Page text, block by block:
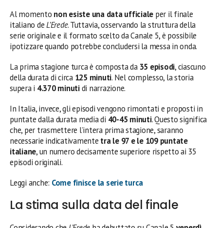
Al momento non esiste una data ufficiale per il finale
italiano deL’Erede. Tuttavia, osservando la struttura della
serie originale e il formato scelto da Canale 5, è possibile
ipotizzare quando potrebbe concludersi la messa in onda.
La prima stagione turca è composta da 35 episodi, ciascuno
della durata di circa 125 minuti. Nel complesso, la storia
supera i 4.370 minutidi narrazione.
In Italia, invece, gli episodi vengono rimontati e proposti in
puntate dalla durata media di 40-45 minuti. Questo significa
che, per trasmettere l’intera prima stagione, saranno
necessarie indicativamente tra le 97 e le 109 puntate
italiane, un numero decisamente superiore rispetto ai 35
episodi originali.
Leggi anche: Come finisce la serie turca
La stima sulla data del finale